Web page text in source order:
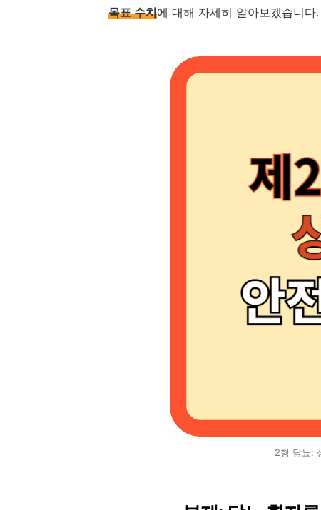
목표 수치에 대해 자세히 알아보겠습니다.
2형 당뇨: